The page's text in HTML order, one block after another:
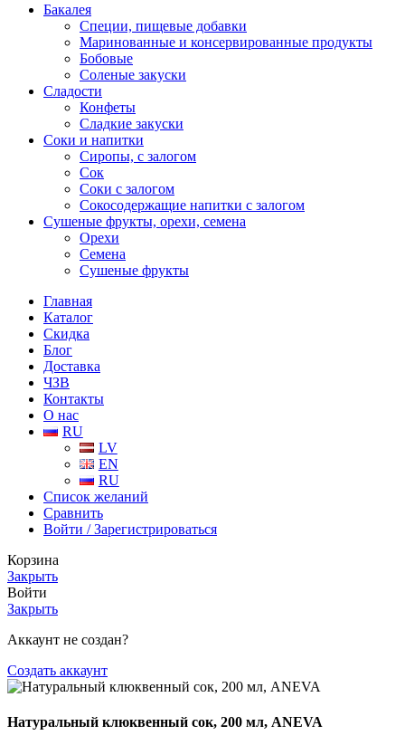
Бакалея
Специи, пищевые добавки
Маринованные и консервированные продукты
Бобовые
Соленые закуски
Сладости
Конфеты
Сладкие закуски
Соки и напитки
Сиропы, с залогом
Сок
Соки с залогом
Сокосодержащие напитки с залогом
Сушеные фрукты, орехи, семена
Орехи
Семена
Сушеные фрукты
Главная
Каталог
Скидка
Блог
Доставка
ЧЗВ
Контакты
О нас
RU
LV
EN
RU
Список желаний
Сравнить
Войти / Зарегистрироваться
Корзина
Закрыть
Войти
Закрыть
Аккаунт не создан?
Создать аккаунт
Натуральный клюквенный сок, 200 мл, ANEVA